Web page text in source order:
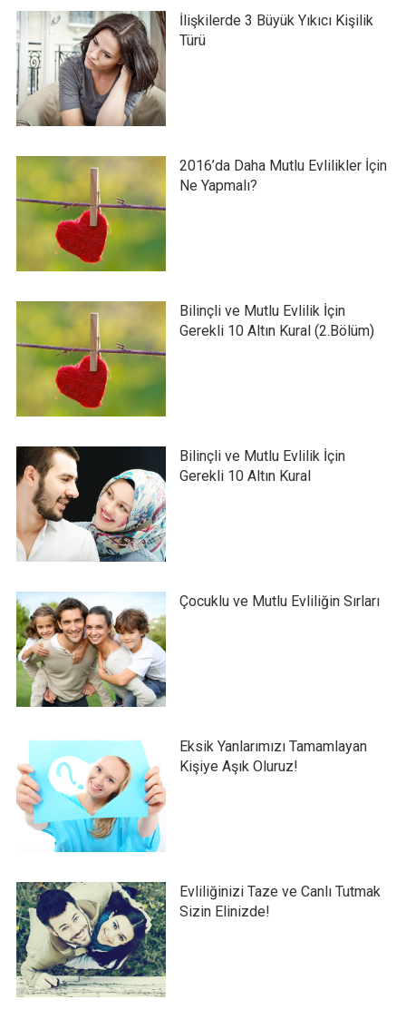
İlişkilerde 3 Büyük Yıkıcı Kişilik
Türü
2016’da Daha Mutlu Evlilikler İçin
Ne Yapmalı?
Bilinçli ve Mutlu Evlilik İçin
Gerekli 10 Altın Kural (2.Bölüm)
Bilinçli ve Mutlu Evlilik İçin
Gerekli 10 Altın Kural
Çocuklu ve Mutlu Evliliğin Sırları
Eksik Yanlarımızı Tamamlayan
Kişiye Aşık Oluruz!
Evliliğinizi Taze ve Canlı Tutmak
Sizin Elinizde!